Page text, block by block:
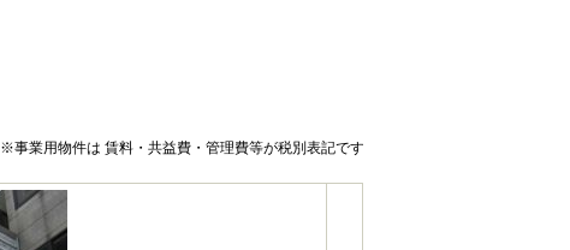
※事業用物件は 賃料・共益費・管理費等が税別表記です